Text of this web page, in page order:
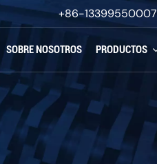
+86-13399550007
SOBRE NOSOTROS PRODUCTOS